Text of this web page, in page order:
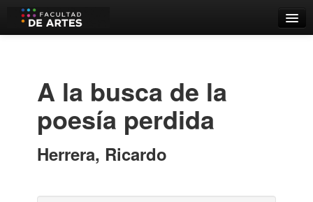
Estantes Virtuales
A la busca de la
poesía perdida
Herrera, Ricardo